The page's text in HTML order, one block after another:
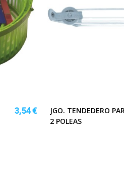
3,54 €
JGO. TENDEDERO
2 POLEAS